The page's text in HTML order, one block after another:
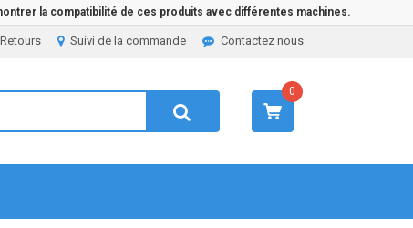
la compatibilité de ces produits avec différentes machines.
Contactez nous
Suivi de la commande
Retours
0